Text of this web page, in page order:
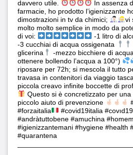
davvero utile.
In assenza
farmacie, ho prodotto l’igienizzante
dimostrazioni in tv da chimici;
vi
molto molto semplice in modo da
di voi:
-1 litro di
-3 cucchiai di acqua ossigenata
glicerina
-mezzo bicchiere di
ottenere bollendo l’acqua a 100°)
riposare per 72h; si mescola il tutto
travasa in contenitori da viaggio
piccola creavo infinite boccette di
Questo si è concretizzato per una
piccolo aiuto di prevenzione
#forzaitalia
#covid19italia
#andràtuttobene #amuchina
#igienizzantemani #hygiene #health
#quarantena